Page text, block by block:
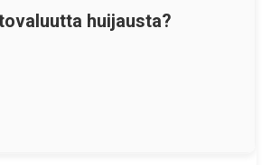
huijausta?